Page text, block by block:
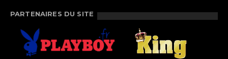
PARTENAIRES DU SITE